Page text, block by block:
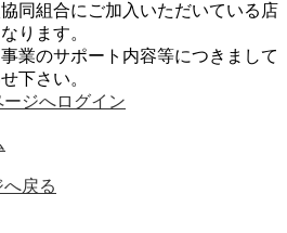
同組合にご加入いただいている店
ります。
業のサポート内容等につきまして
せ下さい。
ジへログイン
戻る